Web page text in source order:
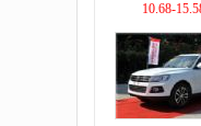
10.68-